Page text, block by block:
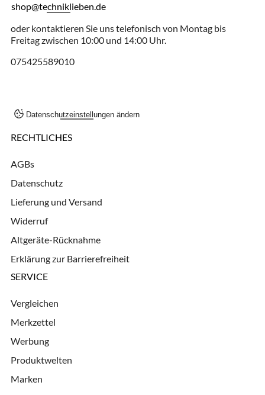
shop@techniklieben.de
oder kontaktieren Sie uns telefonisch von Montag bis
Freitag zwischen 10:00 und 14:00 Uhr.
075425589010
Datenschutzeinstellungen ändern
RECHTLICHES
AGBs
Datenschutz
Lieferung und Versand
Widerruf
Altgeräte-Rücknahme
Erklärung zur Barrierefreiheit
SERVICE
Vergleichen
Merkzettel
Werbung
Produktwelten
Marken